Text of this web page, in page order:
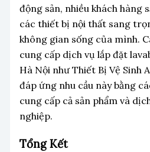
động sản, nhiều khách hàng
các thiết bị nội thất sang
không gian sống của mình.
cung cấp dịch vụ lắp đặt
Hà Nội như Thiết Bị Vệ Sinh
đáp ứng nhu cầu này bằng
cung cấp cả sản phẩm và
nghiệp.
Tổng Kết